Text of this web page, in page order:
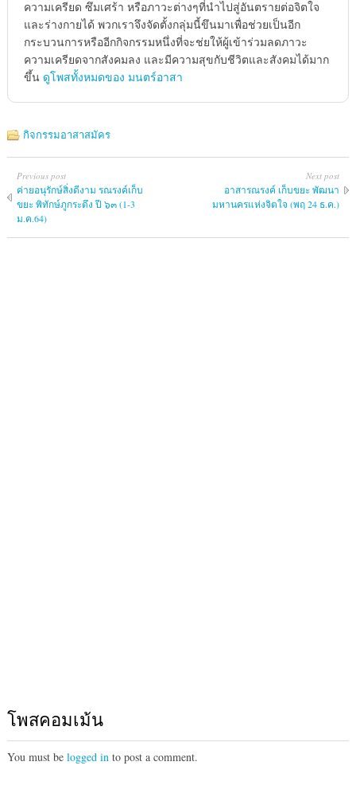
ความเครียด ซึมเศร้า หรือภาวะต่างๆที่นำไปสู่อันตรายต่อจิตใจ
และร่างกายได้ พวกเราจึงจัดตั้งกลุ่มนี้ขึนมาเพื่อช่วยเป็นอีก
กระบวนการหรืออีกกิจกรรมหนึ่งที่จะช่ยให้ผู้เข้าร่วมลดภาวะ
ความเครียดจากสังคมลง และมีความสุขกับชีวิตและสังคมได้มาก
ขึ้น ดูโพสทั้งหมดของ มนตร์อาสา
กิจกรรมอาสาสมัคร
Previous post
ค่ายอนุรักษ์สิ่งดีงาม รณรงค์เก็บ
ขยะ พิทักษ์ภูกระดึง ปี ๖๓ (1-3
ม.ค.64)
Next post
อาสารณรงค์ เก็บขยะ พัฒนา
มหานครแห่งจิตใจ (พฤ 24 ธ.ค.)
โพสคอมเม้น
You must be logged into post a comment.